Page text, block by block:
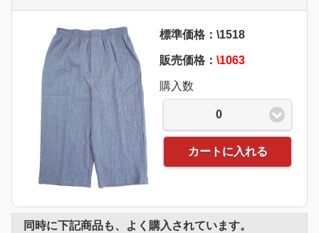
標準価格：\1518
販売価格： \1063
購入数
0
カートに入れる
同時に下記商品も、よく購入されています。